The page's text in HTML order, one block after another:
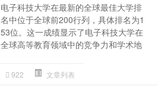
电子科技大学在最新的全球最佳大学排
名中位于全球前200行列，具体排名为1
53位。这一成绩显示了电子科技大学在
全球高等教育领域中的竞争力和学术地
922 文章列表